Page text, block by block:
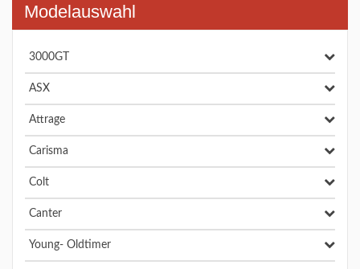
Modelauswahl
3000GT
ASX
Attrage
Carisma
Colt
Canter
Young- Oldtimer